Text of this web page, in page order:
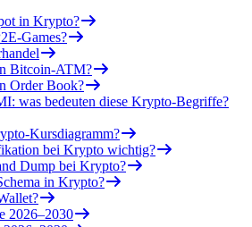
in Krypto?
Games?
Bitcoin-ATM?
Order Book?
was bedeuten diese Krypto-Begriffe?
Kursdiagramm?
bei Krypto wichtig?
Dump bei Krypto?
in Krypto?
2026–2030